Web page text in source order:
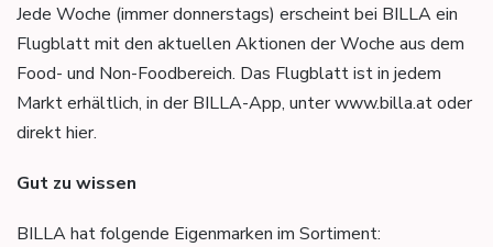
Jede Woche (immer donnerstags) erscheint bei BILLA ein
Flugblatt mit den aktuellen Aktionen der Woche aus dem
Food- und Non-Foodbereich. Das Flugblatt ist in jedem
Markt erhältlich, in der BILLA-App, unter www.billa.at oder
direkt hier.
Gut zu wissen
BILLA hat folgende Eigenmarken im Sortiment: